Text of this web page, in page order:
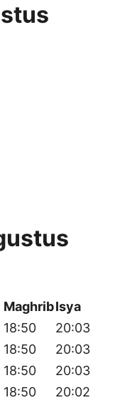
MaghribIsya
18:50
20:03
18:50
20:03
18:50
20:03
18:50
20:02